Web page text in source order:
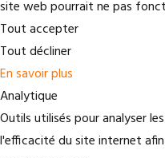
site web pourrait ne pas
Tout accepter
Tout décliner
En savoir plus
Analytique
Outils utilisés pour analyser
l'efficacité du site internet